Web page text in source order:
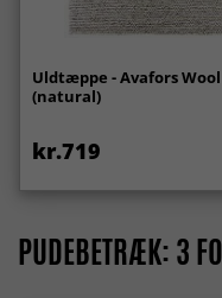
Uldtæppe - Avafors
(natural)
kr.719
PUDEBETRÆK: 3